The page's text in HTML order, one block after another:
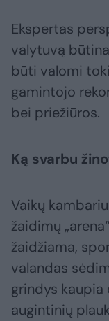
Ekspertas
valytuvą
būti valomi
gamintojo
bei priežiūros.
Ką svarbu
Vaikų
žaidimų
žaidžiama,
valandas
grindys kaupia
augintinių